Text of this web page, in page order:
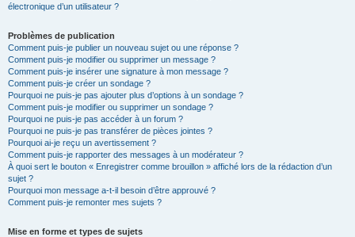
électronique d’un utilisateur ?
Problèmes de publication
Comment puis-je publier un nouveau sujet ou une réponse ?
Comment puis-je modifier ou supprimer un message ?
Comment puis-je insérer une signature à mon message ?
Comment puis-je créer un sondage ?
Pourquoi ne puis-je pas ajouter plus d’options à un sondage ?
Comment puis-je modifier ou supprimer un sondage ?
Pourquoi ne puis-je pas accéder à un forum ?
Pourquoi ne puis-je pas transférer de pièces jointes ?
Pourquoi ai-je reçu un avertissement ?
Comment puis-je rapporter des messages à un modérateur ?
À quoi sert le bouton « Enregistrer comme brouillon » affiché lors de la rédaction d’un
sujet ?
Pourquoi mon message a-t-il besoin d’être approuvé ?
Comment puis-je remonter mes sujets ?
Mise en forme et types de sujets